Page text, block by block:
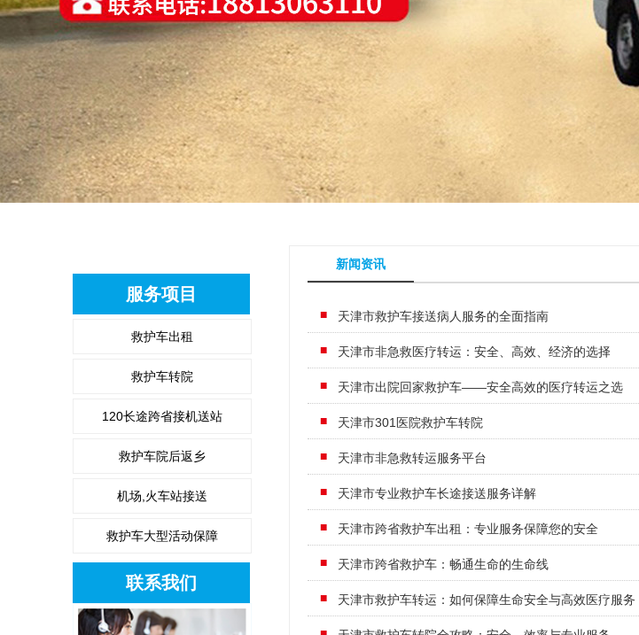
服务项目
救护车出租
救护车转院
120长途跨省接机送站
救护车院后返乡
机场,火车站接送
救护车大型活动保障
联系我们
新闻资讯
天津市救护车接送病人服务的全面指南
天津市非急救医疗转运：安全、高效、经济的选择
天津市出院回家救护车——安全高效的医疗转运之选
天津市301医院救护车转院
天津市非急救转运服务平台
​天津市专业救护车长途接送服务详解
天津市跨省救护车出租：专业服务保障您的安全
天津市跨省救护车：畅通生命的生命线
​天津市救护车转运：如何保障生命安全与高效医疗服务